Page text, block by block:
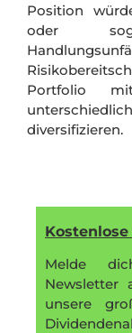
Position
oder
Portfolio
diversifizieren.
Melde
unsere